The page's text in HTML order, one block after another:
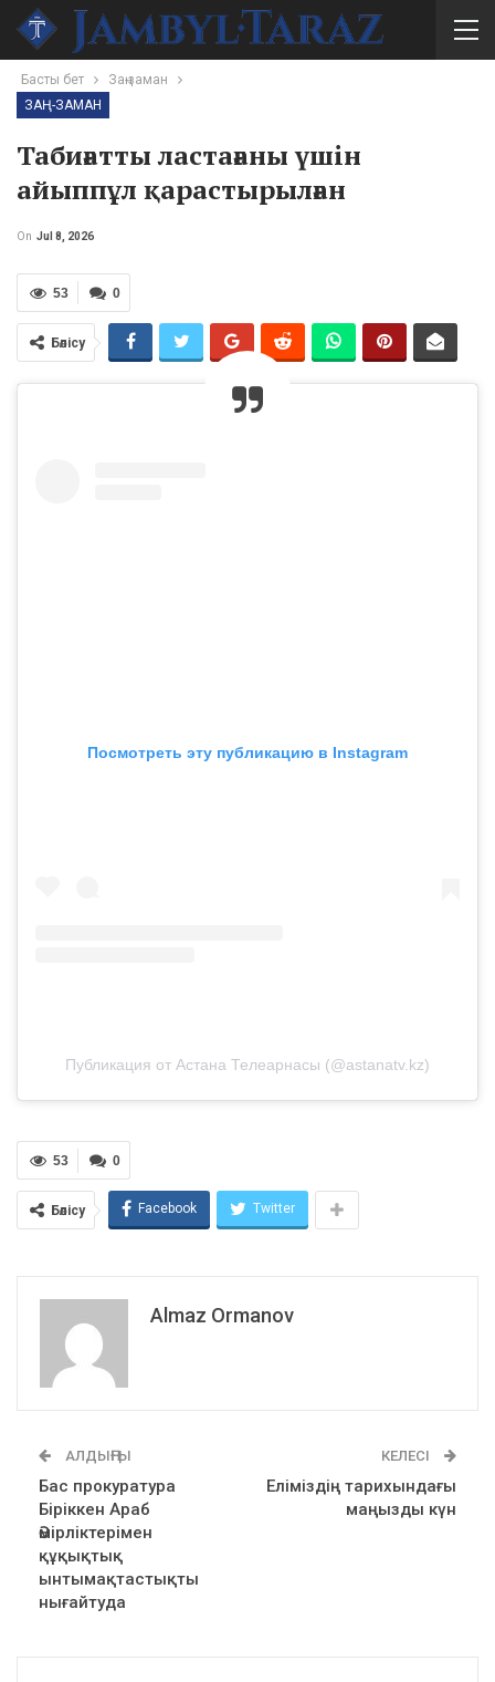
Басты бет
Заң-заман
ЗАҢ-ЗАМАН
Табиғатты ластағаны үшін
айыппұл қарастырылған
On Jul 8, 2026
0
53
Бөлісу
Посмотреть эту публикацию в Instagram
Публикация от Астана Телеарнасы (@astanatv.kz)
0
53
Бөлісу Facebook Twitter
Almaz Ormanov
АЛДЫҢҒЫ
Бас прокуратура
Біріккен Араб
Әмірліктерімен
құқықтық
ынтымақтастықты
нығайтуда
КЕЛЕСІ
Еліміздің тарихындағы
маңызды күн